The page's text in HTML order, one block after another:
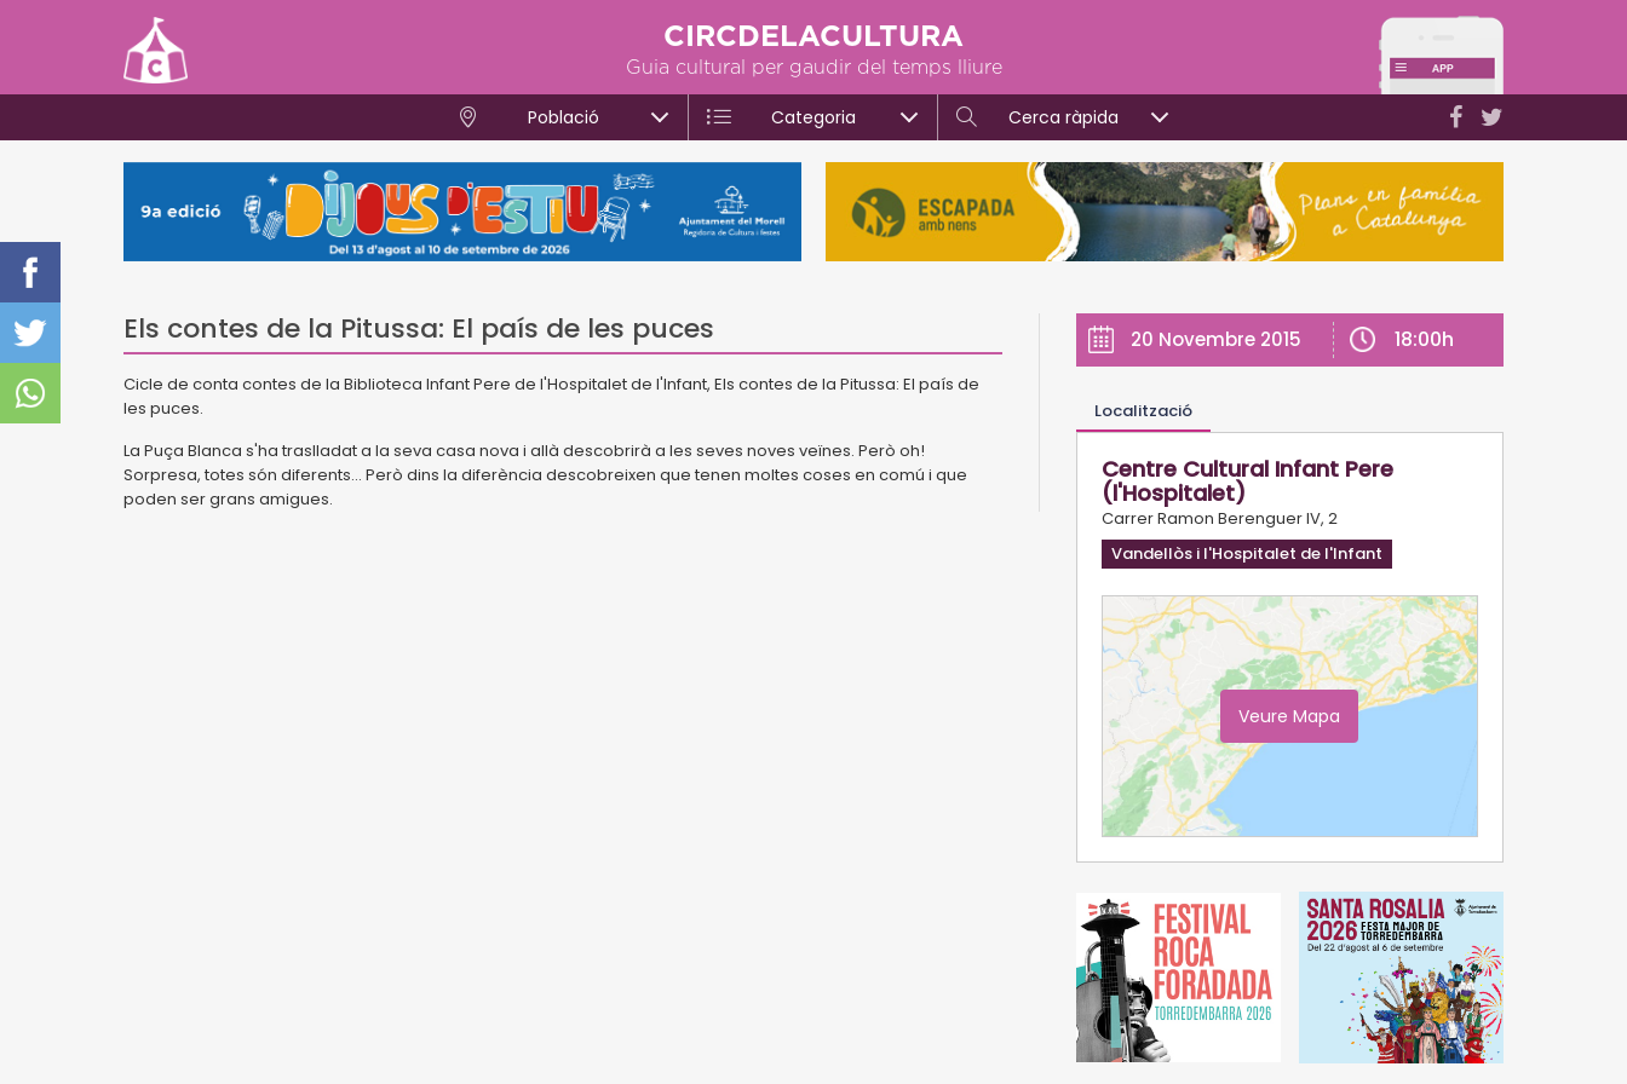
CIRCDELACULTURA
Guia cultural per gaudir del temps lliure
Població Categoria Cerca ràpida
Els contes de la Pitussa: El país de les puces
Cicle de conta contes de la Biblioteca Infant Pere de l'Hospitalet de l'Infant, Els contes de la Pitussa: El país de
les puces.
La Puça Blanca s'ha traslladat a la seva casa nova i allà descobrirà a les seves noves veïnes. Però oh!
Sorpresa, totes són diferents... Però dins la diferència descobreixen que tenen moltes coses en comú i que
poden ser grans amigues.
20 Novembre 2015 18:00h
Localització
Centre Cultural Infant Pere
(l'Hospitalet)
Carrer Ramon Berenguer IV, 2
Vandellòs i l'Hospitalet de l'Infant
Veure Mapa